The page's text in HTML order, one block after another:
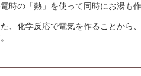
時の「熱」を使って同時にお湯も
た、化学反応で電気を作ることから、